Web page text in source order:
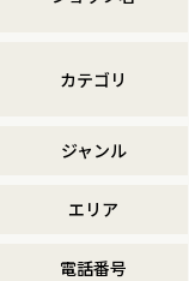
カテゴリ
ジャンル
エリア
電話番号